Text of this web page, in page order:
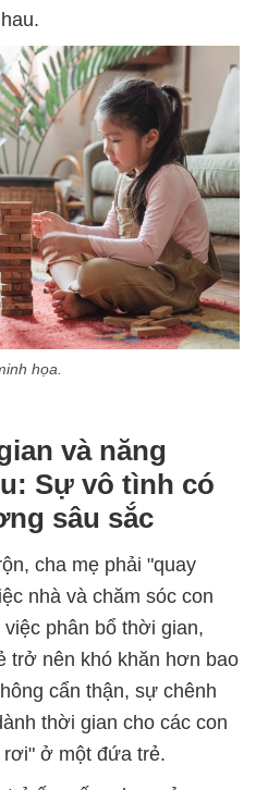
họa.
và năng
Sự vô tình có
sâu sắc
cha mẹ phải "quay
nhà và chăm sóc con
phân bổ thời gian,
trở nên khó khăn hơn bao
cẩn thận, sự chênh
thời gian cho các con
rơi" ở một đứa trẻ.